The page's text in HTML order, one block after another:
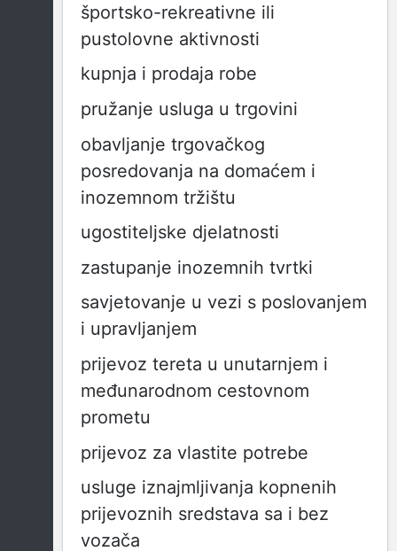
športsko-rekreativne ili
pustolovne aktivnosti
kupnja i prodaja robe
pružanje usluga u trgovini
obavljanje trgovačkog
posredovanja na domaćem i
inozemnom tržištu
ugostiteljske djelatnosti
zastupanje inozemnih tvrtki
savjetovanje u vezi s poslovanjem
i upravljanjem
prijevoz tereta u unutarnjem i
međunarodnom cestovnom
prometu
prijevoz za vlastite potrebe
usluge iznajmljivanja kopnenih
prijevoznih sredstava sa i bez
vozača